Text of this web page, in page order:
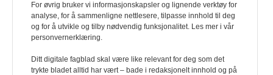
SNARVEIER
Kontakt
For øvrig bruker vi informasjonskapsler og lignende verktøy for
analyse, for å sammenligne nettlesere, tilpasse innhold til deg
og for å utvikle og tilby nødvendig funksjonalitet. Les mer i vår
personvernerklæring.
Ditt digitale fagblad skal være like relevant for deg som det
trykte bladet alltid har vært – bade i redaksjonelt innhold og på